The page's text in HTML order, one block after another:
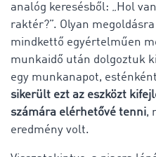
analóg keresésből: „Hol
raktér?”. Olyan
mindkettő egyértelműen
munkaidő után dolgoztuk
egy munkanapot,
sikerült ezt az eszközt
számára elérhetővé tenni,
eredmény volt.